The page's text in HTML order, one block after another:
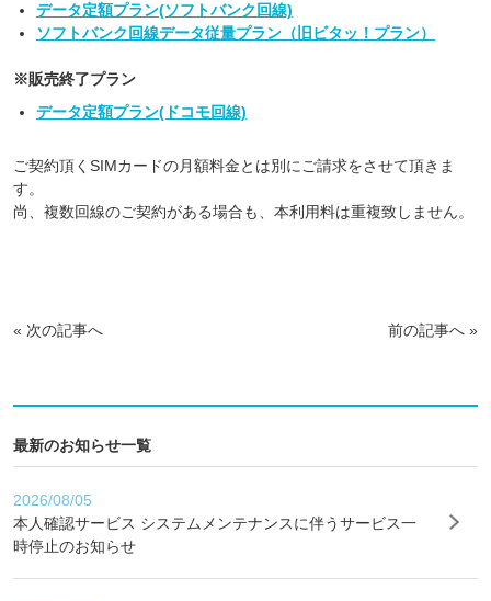
データ定額プラン(ソフトバンク回線)
ソフトバンク回線データ従量プラン（旧ビタッ！プラン）
※販売終了プラン
データ定額プラン(ドコモ回線)
ご契約頂くSIMカードの月額料金とは別にご請求をさせて頂きま
す。
尚、複数回線のご契約がある場合も、本利用料は重複致しません。
« 次の記事へ 前の記事へ »
最新のお知らせ一覧
2026/08/05
本人確認サービス システムメンテナンスに伴うサービス一
時停止のお知らせ